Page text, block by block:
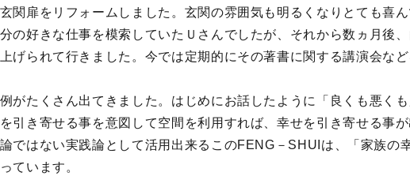
関扉をリフォームしました。玄関の雰囲気も明るくなりとても喜
の好きな仕事を模索していたＵさんでしたが、それから数ヵ月後
げられて行きました。今では定期的にその著書に関する講演会な
がたくさん出てきました。はじめにお話したように「良くも悪く
引き寄せる事を意図して空間を利用すれば、幸せを引き寄せる事
ではない実践論として活用出来るこのFENG－SHUIは、「家族の
ています。